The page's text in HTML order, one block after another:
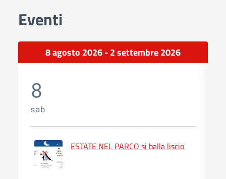
Eventi
8 agosto 2026 - 2 settembre 2026
8
sab
ESTATE NEL PARCO si balla liscio